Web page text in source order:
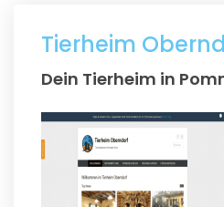
Tierheim
Dein Tierheim in